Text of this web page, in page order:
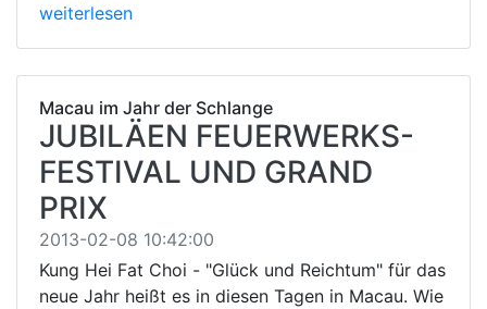
weiterlesen
Macau im Jahr der Schlange
JUBILÄEN FEUERWERKS-
FESTIVAL UND GRAND
PRIX
2013-02-08 10:42:00
Kung Hei Fat Choi - "Glück und Reichtum" für das
neue Jahr heißt es in diesen Tagen in Macau. Wie